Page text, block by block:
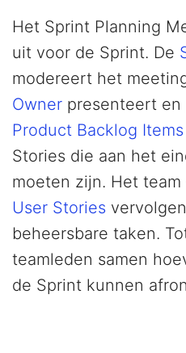
Het Sprint Planning
uit voor de Sprint. De
modereert het
Owner presenteert
Product Backlog Items
Stories die aan het
moeten zijn. Het
User Stories
beheersbare taken.
teamleden samen
de Sprint kunnen